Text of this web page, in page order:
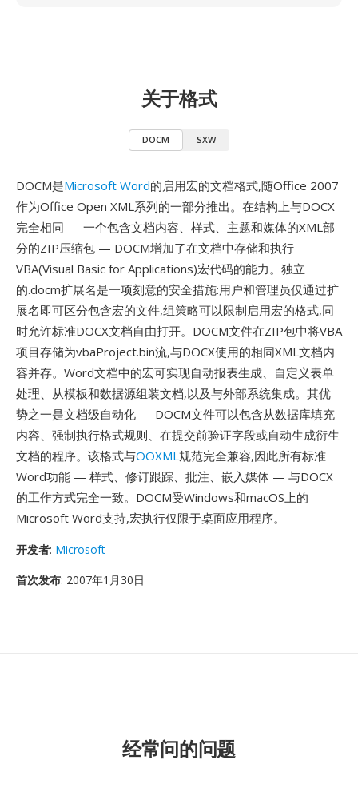
关于格式
DOCM SXW
DOCM是Microsoft Word的启用宏的文档格式,随Office 2007
作为Office Open XML系列的一部分推出。在结构上与DOCX
完全相同 — 一个包含文档内容、样式、主题和媒体的XML部
分的ZIP压缩包 — DOCM增加了在文档中存储和执行
VBA(Visual Basic for Applications)宏代码的能力。独立
的.docm扩展名是一项刻意的安全措施:用户和管理员仅通过扩
展名即可区分包含宏的文件,组策略可以限制启用宏的格式,同
时允许标准DOCX文档自由打开。DOCM文件在ZIP包中将VBA
项目存储为vbaProject.bin流,与DOCX使用的相同XML文档内
容并存。Word文档中的宏可实现自动报表生成、自定义表单
处理、从模板和数据源组装文档,以及与外部系统集成。其优
势之一是文档级自动化 — DOCM文件可以包含从数据库填充
内容、强制执行格式规则、在提交前验证字段或自动生成衍生
文档的程序。该格式与OOXML规范完全兼容,因此所有标准
Word功能 — 样式、修订跟踪、批注、嵌入媒体 — 与DOCX
的工作方式完全一致。DOCM受Windows和macOS上的
Microsoft Word支持,宏执行仅限于桌面应用程序。
开发者: Microsoft
首次发布: 2007年1月30日
经常问的问题